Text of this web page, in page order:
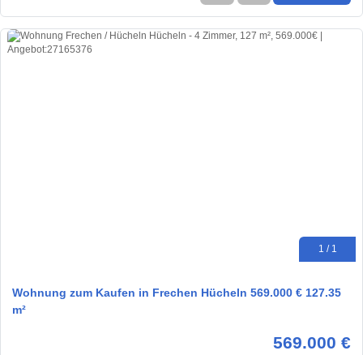
1 / 1
Wohnung zum Kaufen in Frechen Hücheln 569.000 € 127.35
m²
569.000 €